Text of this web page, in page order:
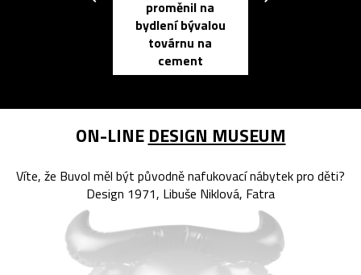
proměnil na
bydlení bývalou
továrnu na
cement
ON-LINE DESIGN MUSEUM
Víte, že Buvol měl být původně nafukovací nábytek pro děti?
Design 1971, Libuše Niklová, Fatra